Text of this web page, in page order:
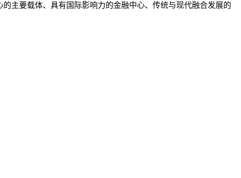
主要载体、具有国际影响力的金融中心、传统与现代融合发展的